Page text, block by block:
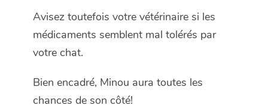
Avisez toutefois votre vétérinaire si les
médicaments semblent mal tolérés par
votre chat.
Bien encadré, Minou aura toutes les
chances de son côté!